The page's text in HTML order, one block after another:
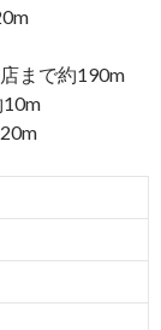
まで約190m